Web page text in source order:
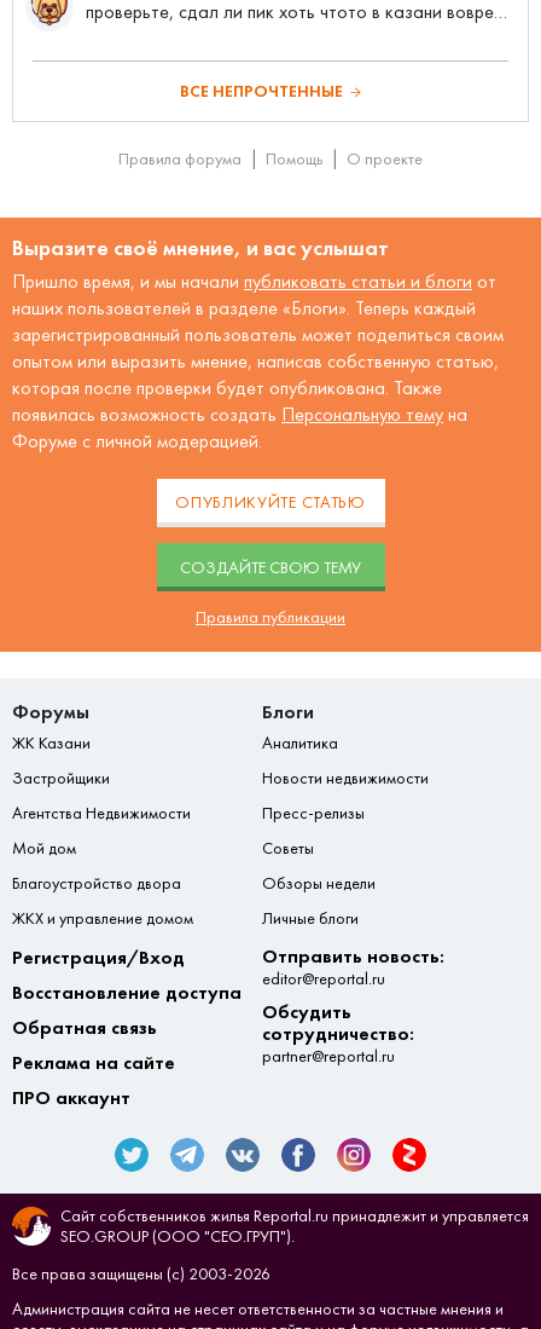
проверьте, сдал ли пик хоть чтото в казани вовремя?
ВСЕ НЕПРОЧТЕННЫЕ
Правила форума Помощь О проекте
Выразите своё мнение, и вас услышат
Пришло время, и мы начали публиковать статьи и блоги от
наших пользователей в разделе «Блоги». Теперь каждый
зарегистрированный пользователь может поделиться своим
опытом или выразить мнение, написав собственную статью,
которая после проверки будет опубликована. Также
появилась возможность создать Персональную тему на
Форуме с личной модерацией.
ОПУБЛИКУЙТЕ СТАТЬЮ
CОЗДАЙТЕ СВОЮ ТЕМУ
Правила публикации
Форумы
ЖК Казани
Застройщики
Агентства Недвижимости
Мой дом
Благоустройство двора
ЖКХ и управление домом
Блоги
Аналитика
Новости недвижимости
Пресс-релизы
Советы
Обзоры недели
Личные блоги
Регистрация/Вход
Восстановление доступа
Обратная связь
Реклама на сайте
ПРО аккаунт
Отправить новость:
editor@reportal.ru
Обсудить
сотрудничество:
partner@reportal.ru
Сайт собственников жилья Reportal.ru принадлежит и управляется
SEO.GROUP (ООО "СЕО.ГРУП").
Все права защищены (с) 2003-2026
Администрация сайта не несет ответственности за частные мнения и